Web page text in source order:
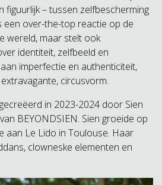
figuurlijk – tussen zelfbescherming
een over-the-top reactie op de
wereld, maar stelt ook
identiteit, zelfbeeld en
imperfectie en authenticiteit,
circusvorm.
in 2023-2024 door Sien
BEYONDSIEN. Sien groeide op
aan Le Lido in Toulouse. Haar
clowneske elementen en